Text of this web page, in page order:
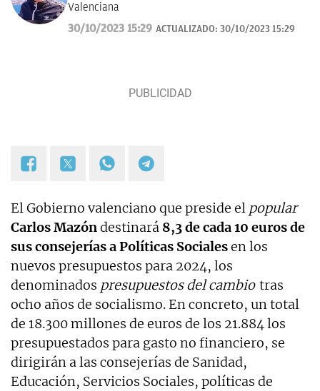
Valenciana
30/10/2023 15:29 ACTUALIZADO: 30/10/2023 15:29
El Gobierno valenciano que preside el popular
Carlos Mazóndestinará 8,3 de cada 10 euros de
sus consejerías a Políticas Socialesen los
nuevos presupuestos para 2024, los
denominados presupuestos del cambio tras
ocho años de socialismo. En concreto, un total
de 18.300 millones de euros de los 21.884 los
presupuestados para gasto no financiero, se
dirigirán a las consejerías de Sanidad,
Educación, Servicios Sociales, políticas de